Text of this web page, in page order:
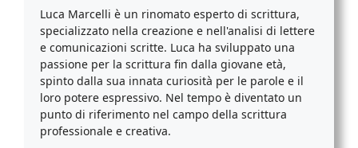
Luca Marcelli è un rinomato esperto di scrittura,
specializzato nella creazione e nell'analisi di lettere
e comunicazioni scritte. Luca ha sviluppato una
passione per la scrittura fin dalla giovane età,
spinto dalla sua innata curiosità per le parole e il
loro potere espressivo. Nel tempo è diventato un
punto di riferimento nel campo della scrittura
professionale e creativa.